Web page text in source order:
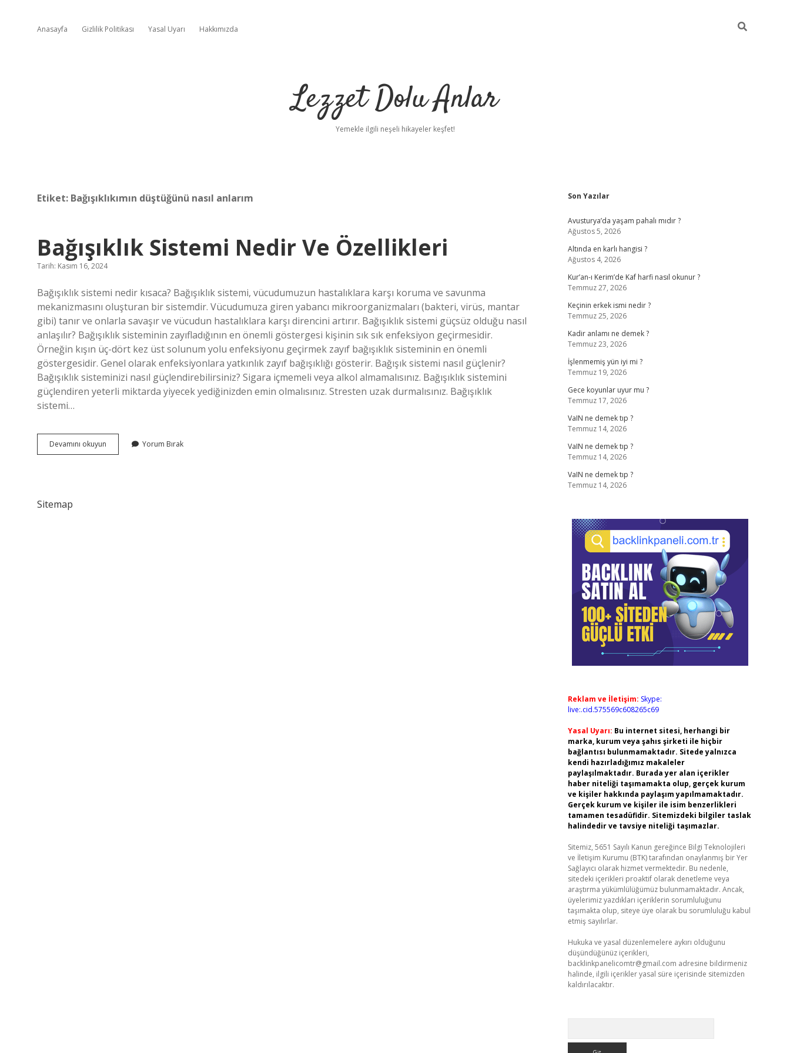
Anasayfa Gizlilik Politikası Yasal Uyarı Hakkımızda
Lezzet Dolu Anlar
Yemekle ilgili neşeli hikayeler keşfet!
Etiket: Bağışıklıkımın düştüğünü nasıl anlarım
Bağışıklık Sistemi Nedir Ve Özellikleri
Tarih: Kasım 16, 2024
Bağışıklık sistemi nedir kısaca? Bağışıklık sistemi, vücudumuzun hastalıklara karşı koruma ve savunma
mekanizmasını oluşturan bir sistemdir. Vücudumuza giren yabancı mikroorganizmaları (bakteri, virüs, mantar
gibi) tanır ve onlarla savaşır ve vücudun hastalıklara karşı direncini artırır. Bağışıklık sistemi güçsüz olduğu nasıl
anlaşılır? Bağışıklık sisteminin zayıfladığının en önemli göstergesi kişinin sık sık enfeksiyon geçirmesidir.
Örneğin kışın üç-dört kez üst solunum yolu enfeksiyonu geçirmek zayıf bağışıklık sisteminin en önemli
göstergesidir. Genel olarak enfeksiyonlara yatkınlık zayıf bağışıklığı gösterir. Bağışık sistemi nasıl güçlenir?
Bağışıklık sisteminizi nasıl güçlendirebilirsiniz? Sigara içmemeli veya alkol almamalısınız. Bağışıklık sistemini
güçlendiren yeterli miktarda yiyecek yediğinizden emin olmalısınız. Stresten uzak durmalısınız. Bağışıklık
sistemi…
Devamını okuyun Bağışıklık
Sistemi
Yorum Bırak
Sitemap
Sidebar
Son Yazılar
Avusturya’da yaşam pahalı mıdır ?
Ağustos 5, 2026
Altında en karlı hangisi ?
Ağustos 4, 2026
Kur’an-ı Kerim’de Kaf harfi nasıl okunur ?
Temmuz 27, 2026
Keçinin erkek ismi nedir ?
Temmuz 25, 2026
Kadir anlamı ne demek ?
Temmuz 23, 2026
İşlenmemiş yün iyi mi ?
Temmuz 19, 2026
Gece koyunlar uyur mu ?
Temmuz 17, 2026
VaIN ne demek tıp ?
Temmuz 14, 2026
VaIN ne demek tıp ?
Temmuz 14, 2026
VaIN ne demek tıp ?
Temmuz 14, 2026
Reklam ve İletişim: Skype:
live:.cid.575569c608265c69
Yasal Uyarı: Bu internet sitesi, herhangi bir
marka, kurum veya şahıs şirketi ile hiçbir
bağlantısı bulunmamaktadır. Sitede yalnızca
kendi hazırladığımız makaleler
paylaşılmaktadır. Burada yer alan içerikler
haber niteliği taşımamakta olup, gerçek kurum
ve kişiler hakkında paylaşım yapılmamaktadır.
Gerçek kurum ve kişiler ile isim benzerlikleri
tamamen tesadüfidir. Sitemizdeki bilgiler taslak
halindedir ve tavsiye niteliği taşımazlar.
Sitemiz, 5651 Sayılı Kanun gereğince Bilgi Teknolojileri
ve İletişim Kurumu (BTK) tarafından onaylanmış bir Yer
Sağlayıcı olarak hizmet vermektedir. Bu nedenle,
sitedeki içerikleri proaktif olarak denetleme veya
araştırma yükümlülüğümüz bulunmamaktadır. Ancak,
üyelerimiz yazdıkları içeriklerin sorumluluğunu
taşımakta olup, siteye üye olarak bu sorumluluğu kabul
etmiş sayılırlar.
Hukuka ve yasal düzenlemelere aykırı olduğunu
düşündüğünüz içerikleri,
backlinkpanelicomtr@gmail.com adresine bildirmeniz
halinde, ilgili içerikler yasal süre içerisinde sitemizden
kaldırılacaktır.
ilbet giriş